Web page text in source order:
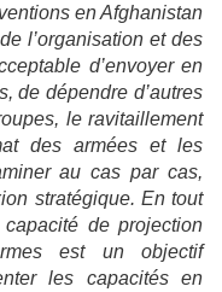
en Afghanistan
l’organisation et des
d’envoyer en
de dépendre d’autres
le ravitaillement
des armées et les
au cas par cas,
stratégique. En tout
capacité de projection
est un objectif
les capacités en